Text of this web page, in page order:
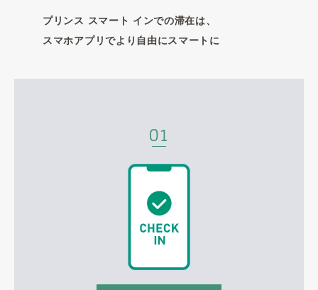
プリンス スマート インでの滞在は、
スマホアプリでより自由にスマートに